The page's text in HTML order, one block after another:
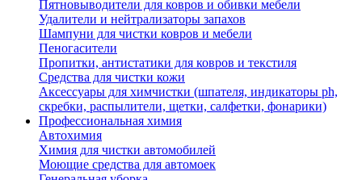
Пятновыводители для ковров и обивки мебели
Удалители и нейтрализаторы запахов
Шампуни для чистки ковров и мебели
Пеногасители
Пропитки, антистатики для ковров и текстиля
Средства для чистки кожи
Аксессуары для химчистки (шпателя, индикаторы ph,
скребки, распылители, щетки, салфетки, фонарики)
Профессиональная химия
Автохимия
Химия для чистки автомобилей
Моющие средства для автомоек